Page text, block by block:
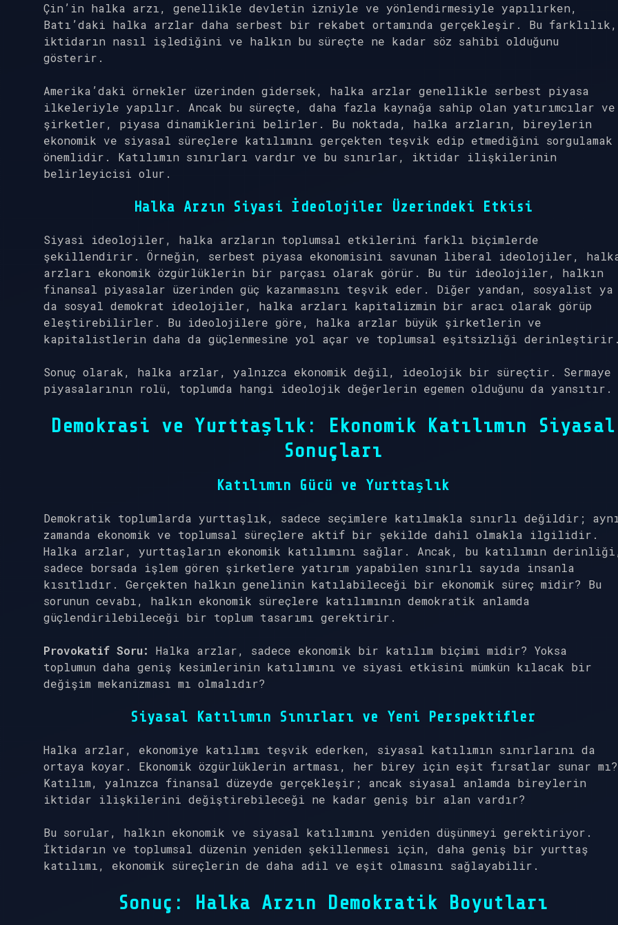
Çin’in halka arzı, genellikle devletin izniyle ve yönlendirmesiyle yapılırken,
Batı’daki halka arzlar daha serbest bir rekabet ortamında gerçekleşir. Bu farklılık,
iktidarın nasıl işlediğini ve halkın bu süreçte ne kadar söz sahibi olduğunu
gösterir.
Amerika’daki örnekler üzerinden gidersek, halka arzlar genellikle serbest piyasa
ilkeleriyle yapılır. Ancak bu süreçte, daha fazla kaynağa sahip olan yatırımcılar ve
şirketler, piyasa dinamiklerini belirler. Bu noktada, halka arzların, bireylerin
ekonomik ve siyasal süreçlere katılımını gerçekten teşvik edip etmediğini sorgulamak
önemlidir. Katılımın sınırları vardır ve bu sınırlar, iktidar ilişkilerinin
belirleyicisi olur.
Halka Arzın Siyasi İdeolojiler Üzerindeki Etkisi
Siyasi ideolojiler, halka arzların toplumsal etkilerini farklı biçimlerde
şekillendirir. Örneğin, serbest piyasa ekonomisini savunan liberal ideolojiler,
arzları ekonomik özgürlüklerin bir parçası olarak görür. Bu tür ideolojiler, halkın
finansal piyasalar üzerinden güç kazanmasını teşvik eder. Diğer yandan, sosyalist ya
da sosyal demokrat ideolojiler, halka arzları kapitalizmin bir aracı olarak görüp
eleştirebilirler. Bu ideolojilere göre, halka arzlar büyük şirketlerin ve
kapitalistlerin daha da güçlenmesine yol açar ve toplumsal eşitsizliği
Sonuç olarak, halka arzlar, yalnızca ekonomik değil, ideolojik bir süreçtir. Sermaye
piyasalarının rolü, toplumda hangi ideolojik değerlerin egemen olduğunu da yansıtır.
Demokrasi ve Yurttaşlık: Ekonomik Katılımın Siyasal
Sonuçları
Katılımın Gücü ve Yurttaşlık
Demokratik toplumlarda yurttaşlık, sadece seçimlere katılmakla sınırlı değildir;
zamanda ekonomik ve toplumsal süreçlere aktif bir şekilde dahil olmakla ilgilidir.
Halka arzlar, yurttaşların ekonomik katılımını sağlar. Ancak, bu katılımın
sadece borsada işlem gören şirketlere yatırım yapabilen sınırlı sayıda insanla
kısıtlıdır. Gerçekten halkın genelinin katılabileceği bir ekonomik süreç midir? Bu
sorunun cevabı, halkın ekonomik süreçlere katılımının demokratik anlamda
güçlendirilebileceği bir toplum tasarımı gerektirir.
Provokatif Soru:
Halka arzlar, sadece ekonomik bir katılım biçimi midir? Yoksa
toplumun daha geniş kesimlerinin katılımını ve siyasi etkisini mümkün kılacak bir
değişim mekanizması mı olmalıdır?
Siyasal Katılımın Sınırları ve Yeni Perspektifler
Halka arzlar, ekonomiye katılımı teşvik ederken, siyasal katılımın sınırlarını da
ortaya koyar. Ekonomik özgürlüklerin artması, her birey için eşit fırsatlar sunar mı?
Katılım, yalnızca finansal düzeyde gerçekleşir; ancak siyasal anlamda bireylerin
iktidar ilişkilerini değiştirebileceği ne kadar geniş bir alan vardır?
Bu sorular, halkın ekonomik ve siyasal katılımını yeniden düşünmeyi gerektiriyor.
İktidarın ve toplumsal düzenin yeniden şekillenmesi için, daha geniş bir yurttaş
katılımı, ekonomik süreçlerin de daha adil ve eşit olmasını sağlayabilir.
Sonuç: Halka Arzın Demokratik Boyutları